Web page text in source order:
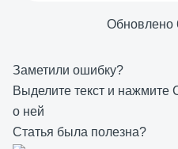
Обновлено
Заметили ошибку?
Выделите текст и нажмите
о ней
Статья была полезна?